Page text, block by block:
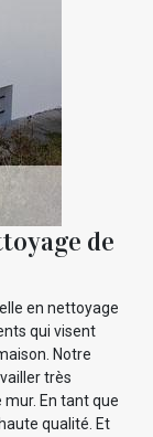
de
en nettoyage
qui visent
Notre
très
En tant que
qualité. Et